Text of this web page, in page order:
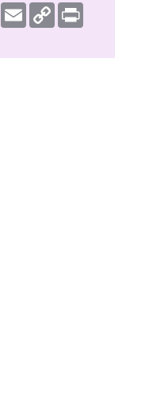
RedditCorreo
electrónico
Copiar
enlace